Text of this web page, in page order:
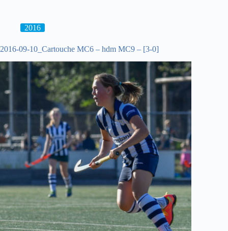
Bloemendaal
–
[2-
1]
2016
2016-09-10_Cartouche MC6 – hdm MC9 – [3-0]